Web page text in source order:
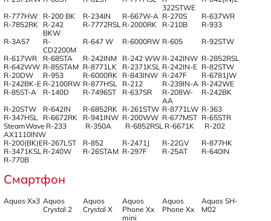
322STWE
R-777HW
R-200 BK R-234IN R-667W-A R-270S
R-637WR
R-7852RK
R-242
BKW
R-7772RSL R-2000RK R-210B
R-933
R-3A57
R-
CD2200M
R-647 W R-6000RW R-605
R-92STW
R-617WR
R-68STA R-242INM R-242 WW R-242INW R-2852RSL
R-642WW R-85STAM R-8771LK R-2371KSL R-242IN-E R-82STW
R-20DW
R-953 R-6000RK R-843INW R-247F
R-6781JW
R-242BK-E R-2100RW R-877HSL R-212 R-239IN-A R-242WE
R-85ST-A
R-140D R-7496ST R-637SR
R-208W-
AA
R-242BK
R-20STW
R-642IN R-6852RK R-261STW R-8771LW R-363
R-347HSL
R-6672RK R-941INW R-200WW R-677MST R-65STR
SteamWave
AX1110INW
R-233 R-350A R-6852RSL R-6671K
R-202
R-200(BK)ER-267LST R-852 R-2471J R-22GV
R-877HK
R-3471KSL R-240W R-26STAM R-297F R-25AT
R-640IN
R-770B
Смартфон
Aquos Xx3 Aquos
Crystal 2
Aquos
Crystal X
Aquos
Phone Xx
mini
Aquos
Phone Xx
Aquos SH-
M02